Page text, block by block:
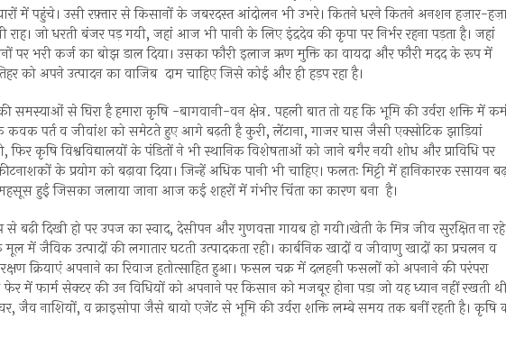
में पहुंचे। उसी रफ़्तार से किसानों के जबरदस्त आंदोलन भी उभरे। कितने धरने कितने अनशन हज़ार-
जो धरती बंजर पड़ गयी, जहां आज भी पानी के लिए इंद्रदेव की कृपा पर निर्भर रहना पड़ता है। जहां
पर भरी कर्ज का बोझ डाल दिया। उसका फौरी इलाज ऋण मुक्ति का वायदा और फौरी मदद के रूप में
को अपने उत्पादन का वाजिब दाम चाहिए जिसे कोई और ही हड़प रहा है।
से घिरा है हमारा कृषि -बागवानी-वन क्षेत्र. पहली बात तो यह कि भूमि की उर्वरा शक्ति में
के कवक पर्त व जीवांश को समेटते हुए आगे बढ़ती है कुरी, लेंटाना, गाजर घास जैसी एक्सोटिक झाड़ियां
फिर कृषि विश्वविद्यालयों के पंडितों ने भी स्थानिक विशेषताओं को जाने बगैर नयी शोध और प्राविधि पर
के प्रयोग को बढ़ावा दिया। जिन्हें अधिक पानी भी चाहिए। फलतः मिट्टी में हानिकारक रसायन
हुई जिसका जलाया जाना आज कई शहरों में गंभीर चिंता का कारण बना है।
से बढ़ी दिखी हो पर उपज का स्वाद, देसीपन और गुणवत्ता गायब हो गयी।खेती के मित्र जीव सुरक्षित ना रहे
में जैविक उत्पादों की लगातार घटती उत्पादकता रही। कार्बनिक खादों व जीवाणु खादों का प्रचलन व
क्रियाएं अपनाने का रिवाज हतोत्साहित हुआ। फसल चक्र में दलहनी फसलों को अपनाने की परंपरा
में फार्म सेक्टर की उन विधियों को अपनाने पर किसान को मजबूर होना पड़ा जो यह ध्यान नहीं रखती थीं
जैव नाशियों, व क्राइसोपा जैसे बायो एजेंट से भूमि की उर्वरा शक्ति लम्बे समय तक बनीं रहती है। कृषि